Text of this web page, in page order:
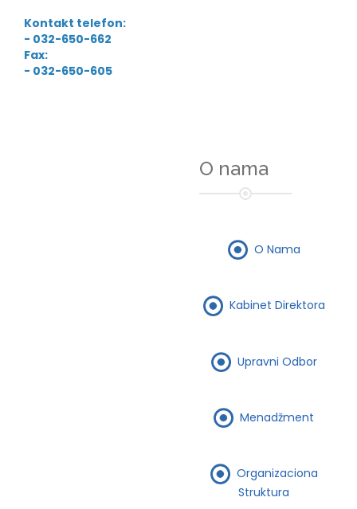
Kontakt telefon:
- 032-650-662
Fax:
- 032-650-605
O nama
O Nama
Kabinet Direktora
Upravni Odbor
Menadžment
Organizaciona
Struktura